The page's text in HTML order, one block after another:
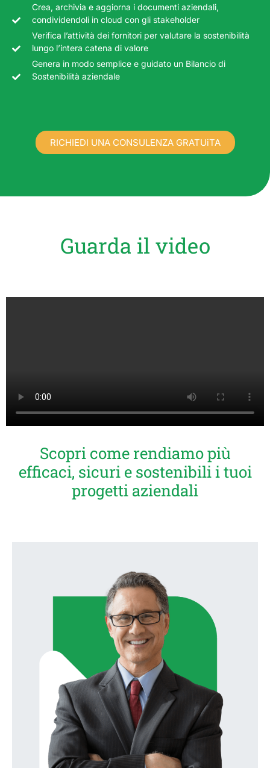
Crea, archivia e aggiorna i documenti aziendali,
condividendoli in cloud con gli stakeholder
Verifica l’attività dei fornitori per valutare la sostenibilità
lungo l’intera catena di valore
Genera in modo semplice e guidato un Bilancio di
Sostenibilità aziendale
RICHIEDI UNA CONSULENZA GRATUiTA
Guarda il video
Scopri come rendiamo più
efficaci, sicuri e sostenibili i tuoi
progetti aziendali